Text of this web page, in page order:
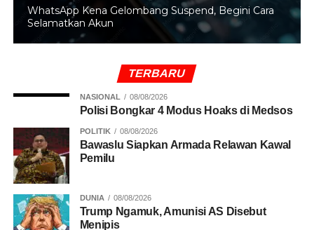
ujar dia menambahkan.
Selanjutnya Fajar/Fikri yang berstatus unggulan ketiga
akan menghadapi pasangan Denmark Daniel
Lundgaard/Mad Vestergaard yang sebelumnya
mengalahkan pasangan Kanada Kevin Lee/Ty Alexander
Lindeman dengan skor 21-14, 21-16.
BACA JUGA Menteri PPPA: Sponsorship Dibidang
Olahraga Harus Sesuai Aturan
Dengan kemenangan ini pula Fajar/Fikri menyusul ganda
WhatsApp Kena Gelombang Suspend, Begini Cara
Selamatkan Akun
TERBARU
NASIONAL 08/08/2026
Polisi Bongkar 4 Modus Hoaks di Medsos
POLITIK 08/08/2026
Bawaslu Siapkan Armada Relawan Kawal
Pemilu
DUNIA 08/08/2026
Trump Ngamuk, Amunisi AS Disebut
Menipis